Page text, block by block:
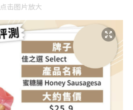
点击图片放大